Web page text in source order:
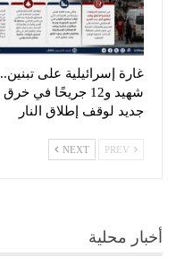
غارة إسرائيلية على تبنين..
شهيد و12 جريحًا في خرق
جديد لوقف إطلاق النار
NEXT
أخبار محلية